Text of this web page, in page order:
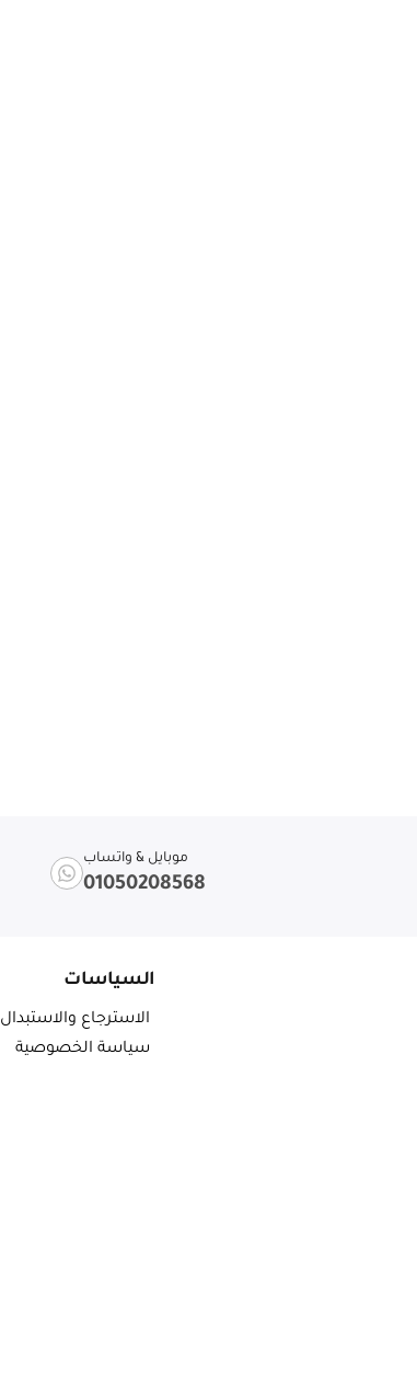
موبايل & واتساب
01050208568
السياسات
الاسترجاع والاستبدال
سياسة الخصوصية